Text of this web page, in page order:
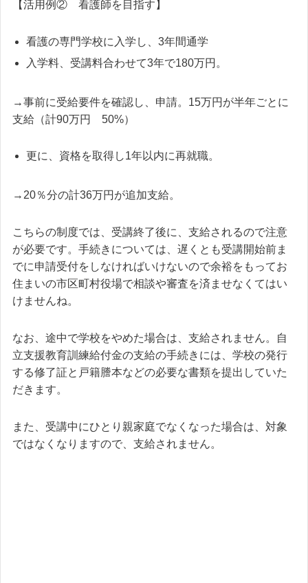
【活用例② 看護師を目指す】
看護の専門学校に入学し、3年間通学
入学料、受講料合わせて3年で180万円。
→事前に受給要件を確認し、申請。15万円が半年ごとに
支給（計90万円 50%）
更に、資格を取得し1年以内に再就職。
→20％分の計36万円が追加支給。
こちらの制度では、受講終了後に、支給されるので注意
が必要です。手続きについては、遅くとも受講開始前ま
でに申請受付をしなければいけないので余裕をもってお
住まいの市区町村役場で相談や審査を済ませなくてはい
けませんね。
なお、途中で学校をやめた場合は、支給されません。自
立支援教育訓練給付金の支給の手続きには、学校の発行
する修了証と戸籍謄本などの必要な書類を提出していた
だきます。
また、受講中にひとり親家庭でなくなった場合は、対象
ではなくなりますので、支給されません。